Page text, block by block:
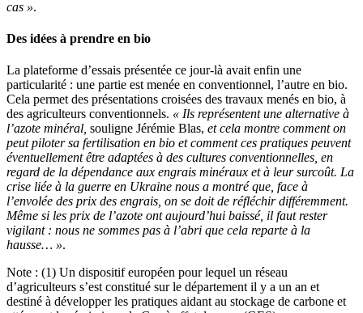
cas ».
Des idées à prendre en bio
La plateforme d’essais présentée ce jour-là avait enfin une
particularité : une partie est menée en conventionnel, l’autre en bio.
Cela permet des présentations croisées des travaux menés en bio, à
des agriculteurs conventionnels. « Ils représentent une alternative à
l’azote minéral, souligne Jérémie Blas, et cela montre comment on
peut piloter sa fertilisation en bio et comment ces pratiques peuvent
éventuellement être adaptées à des cultures conventionnelles, en
regard de la dépendance aux engrais minéraux et à leur surcoût. La
crise liée à la guerre en Ukraine nous a montré que, face à
l’envolée des prix des engrais, on se doit de réfléchir différemment.
Même si les prix de l’azote ont aujourd’hui baissé, il faut rester
vigilant : nous ne sommes pas à l’abri que cela reparte à la
hausse… ».
Note : (1) Un dispositif européen pour lequel un réseau
d’agriculteurs s’est constitué sur le département il y a un an et
destiné à développer les pratiques aidant au stockage de carbone et